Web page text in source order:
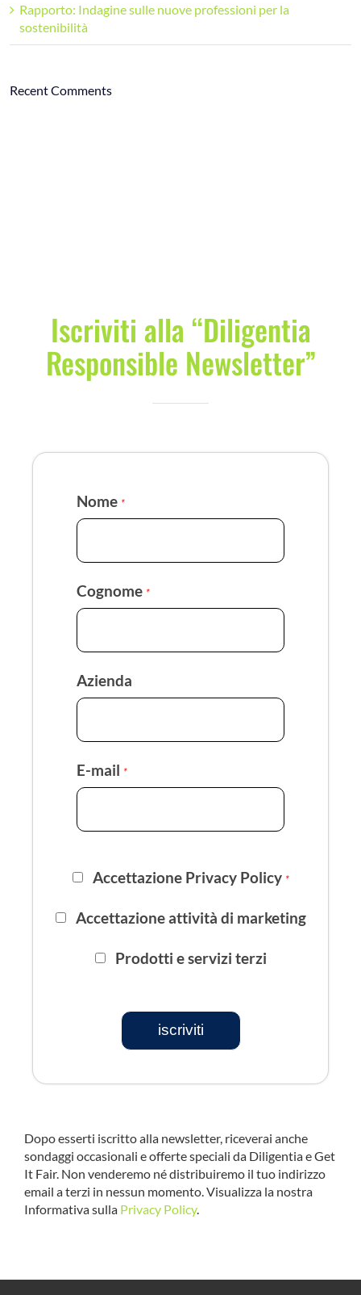
Rapporto: Indagine sulle nuove professioni per la
sostenibilità
Recent Comments
Iscriviti alla “Diligentia
Responsible Newsletter”
Nome *
Cognome *
Azienda
E-mail *
Accettazione Privacy Policy *
Accettazione attività di marketing
Prodotti e servizi terzi
iscriviti
Dopo esserti iscritto alla newsletter, riceverai anche
sondaggi occasionali e offerte speciali da Diligentia e Get
It Fair. Non venderemo né distribuiremo il tuo indirizzo
email a terzi in nessun momento. Visualizza la nostra
Informativa sulla Privacy Policy.